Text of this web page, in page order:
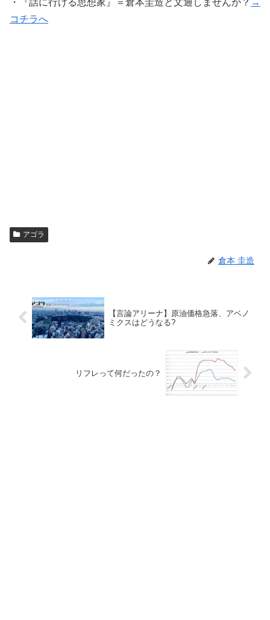
・『話に行ける思想家』＝倉本圭造と文通しませんか？ →
コチラへ
アゴラ
倉本 圭造
【言論アリーナ】原油価格急落、アベノ
ミクスはどうなる?
リフレって何だったの？